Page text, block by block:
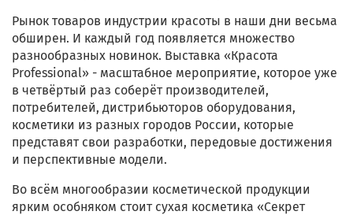
Рынок товаров индустрии красоты в наши дни весьма
обширен. И каждый год появляется множество
разнообразных новинок. Выставка «Красота
Professional» - масштабное мероприятие, которое уже
в четвёртый раз соберёт производителей,
потребителей, дистрибьюторов оборудования,
косметики из разных городов России, которые
представят свои разработки, передовые достижения
и перспективные модели.
Во всём многообразии косметической продукции
ярким особняком стоит сухая косметика «Секрет